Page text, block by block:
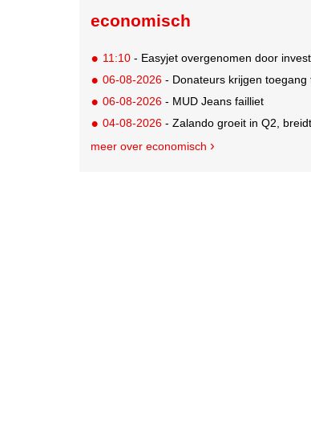
economisch
11:10 - Easyjet overgenomen door
06-08-2026 - Donateurs krijgen
06-08-2026 - MUD Jeans failliet
04-08-2026 - Zalando groeit in Q2,
meer over economisch